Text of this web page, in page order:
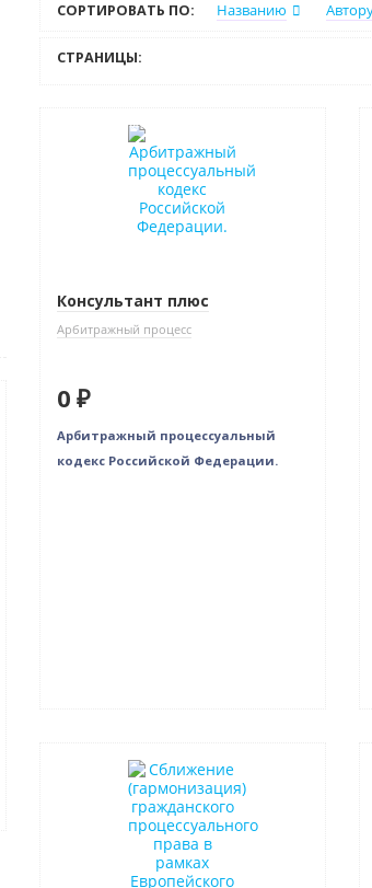
СОРТИРОВАТЬ ПО: Названию
СТРАНИЦЫ:
Нет в наличии
Консультант плюс
Арбитражный процесс
0 ₽
Арбитражный процессуальный
кодекс Российской Федерации.